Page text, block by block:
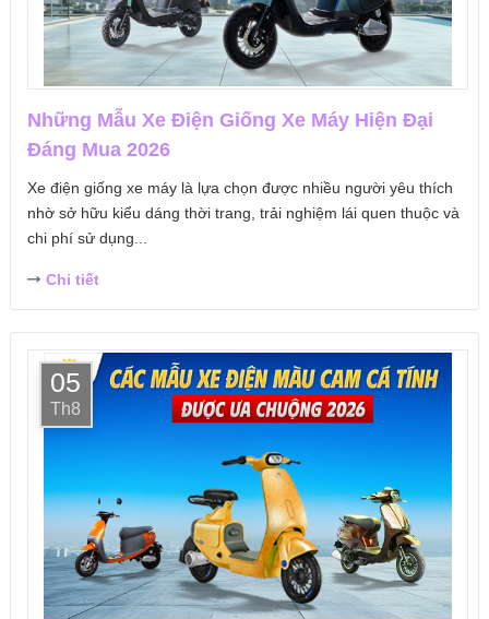
Những Mẫu Xe Điện Giống Xe Máy Hiện Đại
Đáng Mua 2026
Xe điện giống xe máy là lựa chọn được nhiều người yêu thích
nhờ sở hữu kiểu dáng thời trang, trải nghiệm lái quen thuộc và
chi phí sử dụng...
Chi tiết
05
Th8